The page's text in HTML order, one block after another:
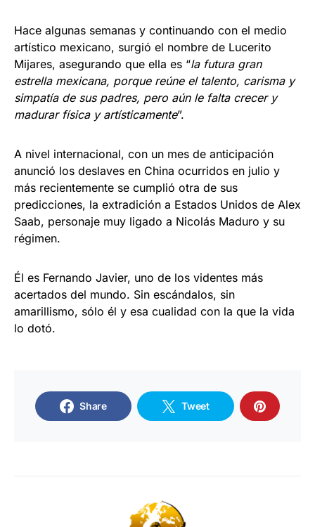
Hace algunas semanas y continuando con el medio
artístico mexicano, surgió el nombre de Lucerito
Mijares, asegurando que ella es “la futura gran
estrella mexicana, porque reúne el talento, carisma y
simpatía de sus padres, pero aún le falta crecer y
madurar física y artísticamente”.
A nivel internacional, con un mes de anticipación
anunció los deslaves en China ocurridos en julio y
más recientemente se cumplió otra de sus
predicciones, la extradición a Estados Unidos de Alex
Saab, personaje muy ligado a Nicolás Maduro y su
régimen.
Él es Fernando Javier, uno de los videntes más
acertados del mundo. Sin escándalos, sin
amarillismo, sólo él y esa cualidad con la que la vida
lo dotó.
Share Tweet